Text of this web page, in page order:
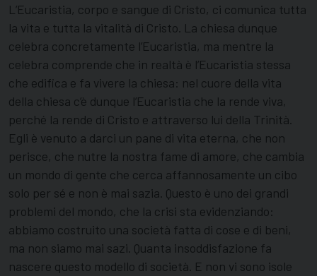
L’Eucaristia, corpo e sangue di Cristo, ci comunica tutta
la vita e tutta la vitalità di Cristo. La chiesa dunque
celebra concretamente l’Eucaristia, ma mentre la
celebra comprende che in realtà è l’Eucaristia stessa
che edifica e fa vivere la chiesa: nel cuore della vita
della chiesa c’è dunque l’Eucaristia che la rende viva,
perché la rende di Cristo e attraverso lui della Trinità.
Egli è venuto a darci un pane di vita eterna, che non
perisce, che nutre la nostra fame di amore, che cambia
un mondo di gente che cerca affannosamente un cibo
solo per sé e non è mai sazia. Questo è uno dei grandi
problemi del mondo, che la crisi sta evidenziando:
abbiamo costruito una società fatta di cose e di beni,
ma non siamo mai sazi. Quanta insoddisfazione fa
nascere questo modello di società. E non vi sono isole